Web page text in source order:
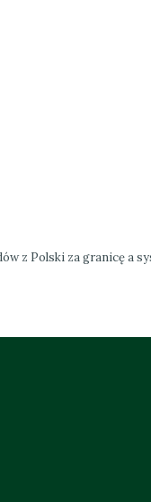
z Polski za granicę a